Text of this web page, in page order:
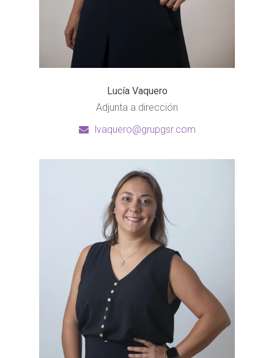
Lucía Vaquero
Adjunta a dirección
lvaquero@grupgsr.com